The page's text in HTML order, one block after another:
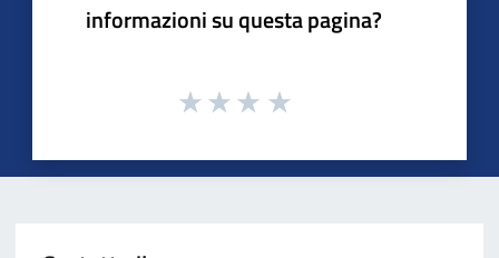
informazioni su questa pagina?